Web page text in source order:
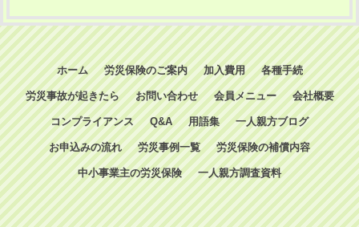
ホーム 労災保険のご案内 加入費用 各種手続
労災事故が起きたら お問い合わせ 会員メニュー 会社概要
コンプライアンス Q&A 用語集 一人親方ブログ
お申込みの流れ 労災事例一覧 労災保険の補償内容
中小事業主の労災保険 一人親方調査資料